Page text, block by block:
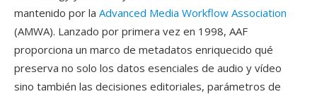
mantenido por la Advanced Media Workflow Association
(AMWA). Lanzado por primera vez en 1998, AAF
proporciona un marco de metadatos enriquecido qué
preserva no solo los datos esenciales de audio y vídeo
sino también las decisiones editoriales, parámetros de